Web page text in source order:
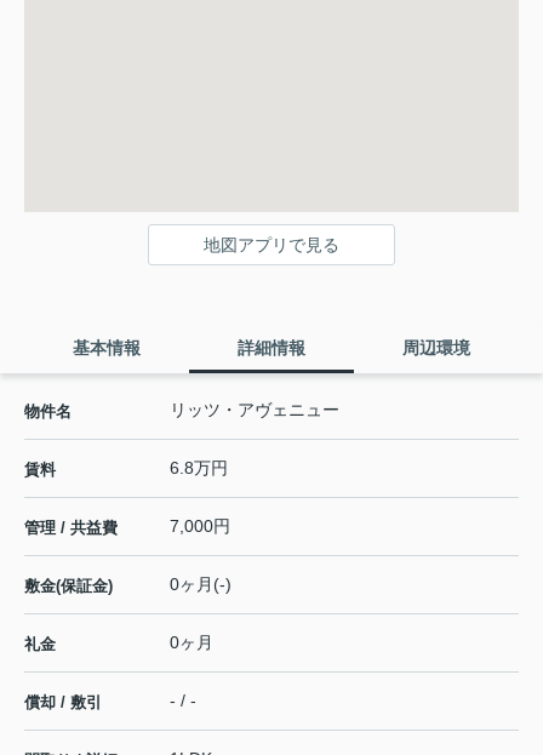
地図アプリで見る
基本情報 詳細情報 周辺環境
物件名 リッツ・アヴェニュー
賃料 6.8万円
管理 / 共益費 7,000円
敷金(保証金) 0ヶ月(-)
礼金 0ヶ月
償却 / 敷引 - / -